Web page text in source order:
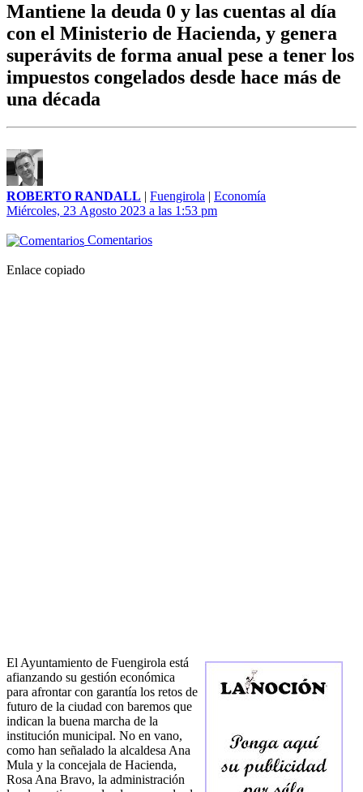
Mantiene la deuda 0 y las cuentas al día
con el Ministerio de Hacienda, y genera
superávits de forma anual pese a tener los
impuestos congelados desde hace más de
una década
ROBERTO RANDALL | Fuengirola | Economía
Miércoles, 23 Agosto 2023 a las 1:53 pm
Comentarios
Enlace copiado
El Ayuntamiento de Fuengirola está
afianzando su gestión económica
para afrontar con garantía los retos de
futuro de la ciudad con baremos que
indican la buena marcha de la
institución municipal. No en vano,
como han señalado la alcaldesa Ana
Mula y la concejala de Hacienda,
Rosa Ana Bravo, la administración